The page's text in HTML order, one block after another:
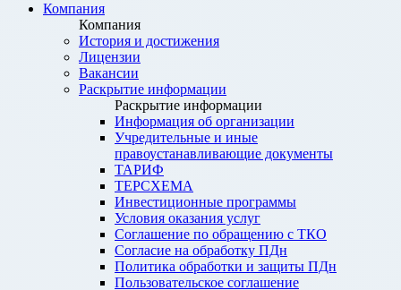
Компания
Компания
История и достижения
Лицензии
Вакансии
Раскрытие информации
Раскрытие информации
Информация об организации
Учредительные и иные
правоустанавливающие документы
ТАРИФ
ТЕРСХЕМА
Инвестиционные программы
Условия оказания услуг
Соглашение по обращению с ТКО
Согласие на обработку ПДн
Политика обработки и защиты ПДн
Пользовательское соглашение